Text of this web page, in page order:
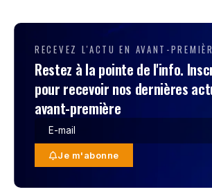
RECEVEZ L'ACTU EN AVANT-
Restez à la pointe de l'info.
pour recevoir nos dernières
avant-première
Je m'abonne